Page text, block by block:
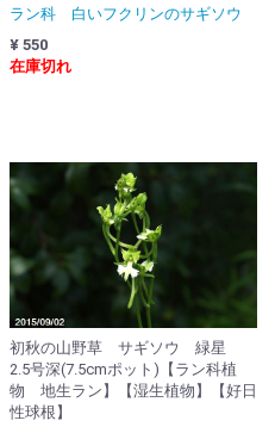
ラン科 白いフクリンのサギソウ
¥ 550
在庫切れ
初秋の山野草 サギソウ 緑星
2.5号深(7.5cmポット)【ラン科植
物 地生ラン】【湿生植物】【好日
性球根】